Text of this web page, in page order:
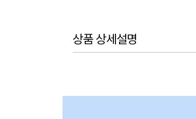
상품 상세설명